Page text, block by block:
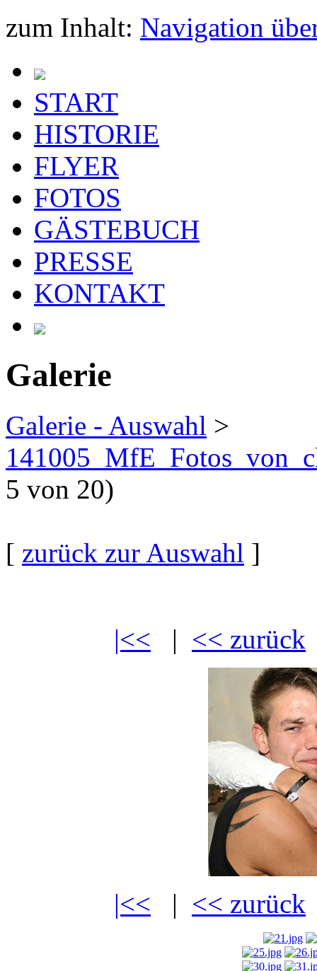
zum Inhalt: Navigation
START
HISTORIE
FLYER
FOTOS
GÄSTEBUCH
PRESSE
KONTAKT
Galerie
Galerie - Auswahl >
5 von 20)
[ zurück zur Auswahl ]
|<< | << zurück
|<< | << zurück